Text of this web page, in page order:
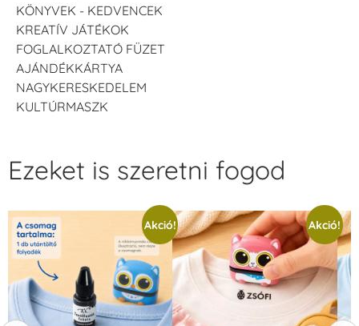
KÖNYVEK - KEDVENCEK
KREATÍV JÁTÉKOK
FOGLALKOZTATÓ FÜZET
AJÁNDÉKKÁRTYA
NAGYKERESKEDELEM
KULTÚRMASZK
Ezeket is szeretni fogod
Akció! Akció!